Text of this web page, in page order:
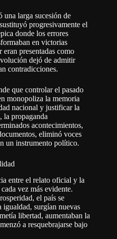
una larga sucesión de
progresivamente el
donde los errores
en victorias
presentadas como
dejó de admitir
contradicciones.
que controlar el pasado
monopoliza la memoria
nacional y justificar la
la propaganda
acontecimientos,
eliminó voces
un instrumento político.
entre el relato oficial y la
vez más evidente.
el país se
igualdad, surgían nuevas
libertad, aumentaban la
a resquebrajarse bajo